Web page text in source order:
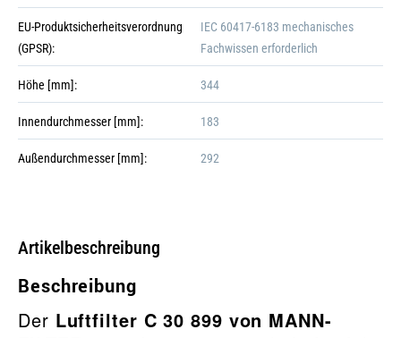
EU-Produktsicherheitsverordnung
(GPSR):
IEC 60417-6183 mechanisches
Fachwissen erforderlich
Höhe [mm]: 344
Innendurchmesser [mm]: 183
Außendurchmesser [mm]: 292
Artikelbeschreibung
Beschreibung
Der Luftfilter C 30 899 von MANN-